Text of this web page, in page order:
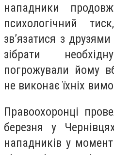
нападники
психологічний
зв’язатися з
зібрати
погрожували йому
не виконає їхніх
Правоохоронці
березня у
нападників у